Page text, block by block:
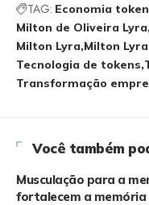
TAG: Economia
Milton de Oliveira Lyra
Milton Lyra Milton
Tecnologia de tokens
Transformação
Você também
Musculação para a
fortalecem a memória